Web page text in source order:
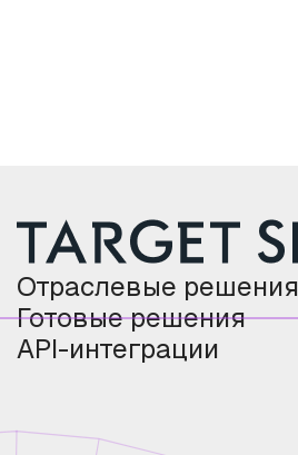
Отраслевые решения
Готовые решения
API-интеграции